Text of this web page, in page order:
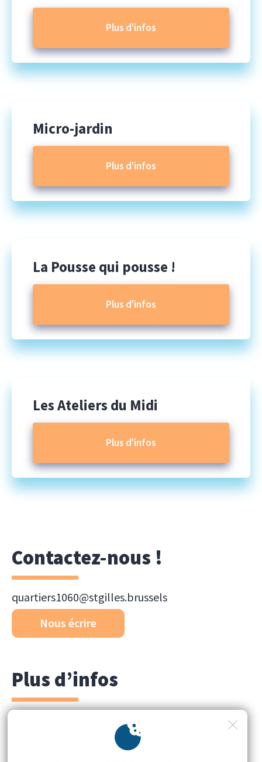
Plus d'infos
Micro-jardin
Plus d'infos
La Pousse qui pousse !
Plus d'infos
Les Ateliers du Midi
Plus d'infos
Contactez-nous !
quartiers1060@stgilles.brussels
Nous écrire
Plus d’infos